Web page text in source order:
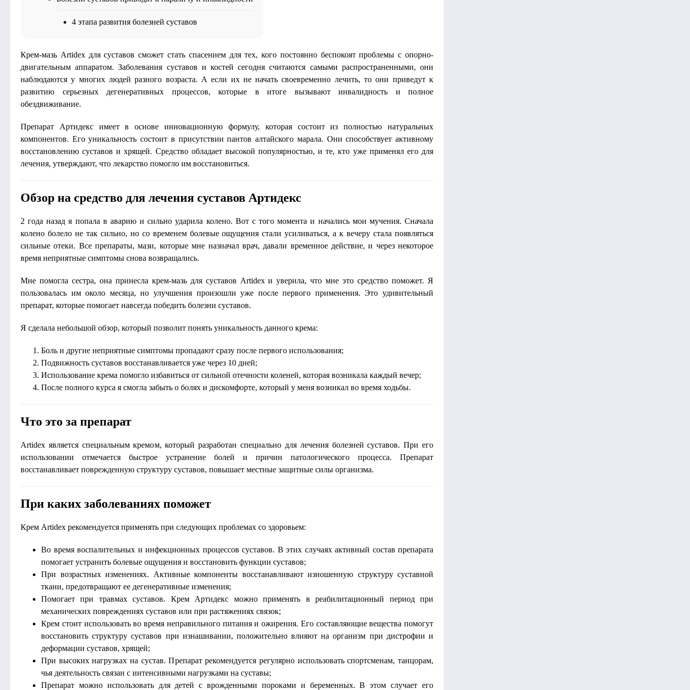
4 этапа развития болезней суставов
Крем-мазь Artidex для суставов сможет стать спасением для тех, кого постоянно беспокоят проблемы с опорно-
двигательным аппаратом. Заболевания суставов и костей сегодня считаются самыми распространенными, они
наблюдаются у многих людей разного возраста. А если их не начать своевременно лечить, то они приведут к
развитию серьезных дегенеративных процессов, которые в итоге вызывают инвалидность и полное
обездвиживание.
Препарат Артидекс имеет в основе инновационную формулу, которая состоит из полностью натуральных
компонентов. Его уникальность состоит в присутствии пантов алтайского марала. Они способствует активному
восстановлению суставов и хрящей. Средство обладает высокой популярностью, и те, кто уже применял его для
лечения, утверждают, что лекарство помогло им восстановиться.
Обзор на средство для лечения суставов Артидекс
2 года назад я попала в аварию и сильно ударила колено. Вот с того момента и начались мои мучения. Сначала
колено болело не так сильно, но со временем болевые ощущения стали усиливаться, а к вечеру стала появляться
сильные отеки. Все препараты, мази, которые мне назначал врач, давали временное действие, и через некоторое
время неприятные симптомы снова возвращались.
Мне помогла сестра, она принесла крем-мазь для суставов Artidex и уверила, что мне это средство поможет. Я
пользовалась им около месяца, но улучшения произошли уже после первого применения. Это удивительный
препарат, которые помогает навсегда победить болезни суставов.
Я сделала небольшой обзор, который позволит понять уникальность данного крема:
Боль и другие неприятные симптомы пропадают сразу после первого использования;
Подвижность суставов восстанавливается уже через 10 дней;
Использование крема помогло избавиться от сильной отечности коленей, которая возникала каждый вечер;
После полного курса я смогла забыть о болях и дискомфорте, который у меня возникал во время ходьбы.
Что это за препарат
Artidex является специальным кремом, который разработан специально для лечения болезней суставов. При его
использовании отмечается быстрое устранение болей и причин патологического процесса. Препарат
восстанавливает поврежденную структуру суставов, повышает местные защитные силы организма.
При каких заболеваниях поможет
Крем Artidex рекомендуется применять при следующих проблемах со здоровьем:
Во время воспалительных и инфекционных процессов суставов. В этих случаях активный состав препарата
помогает устранить болевые ощущения и восстановить функции суставов;
При возрастных изменениях. Активные компоненты восстанавливают изношенную структуру суставной
ткани, предотвращают ее дегенеративные изменения;
Помогает при травмах суставов. Крем Артидекс можно применять в реабилитационный период при
механических повреждениях суставов или при растяжениях связок;
Крем стоит использовать во время неправильного питания и ожирения. Его составляющие вещества помогут
восстановить структуру суставов при изнашивании, положительно влияют на организм при дистрофии и
деформации суставов, хрящей;
При высоких нагрузках на сустав. Препарат рекомендуется регулярно использовать спортсменам, танцорам,
чья деятельность связан с интенсивными нагрузками на суставы;
Препарат можно использовать для детей с врожденными пороками и беременных. В этом случает его